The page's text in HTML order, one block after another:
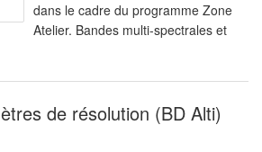
dans le cadre du programme Zone
Atelier. Bandes multi-spectrales et
de résolution (BD Alti)